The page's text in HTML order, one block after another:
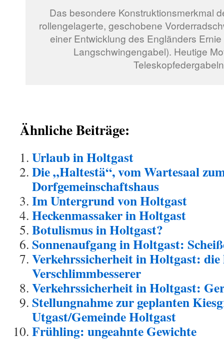
Das besondere Konstruktionsmerkmal
rollengelagerte, geschobene
einer Entwicklung des Engländers
Langschwingengabel). Heutige
Ähnliche Beiträge:
Urlaub in Holtgast
Die „Haltestä“, vom Wartesaal
Dorfgemeinschaftshaus
Im Untergrund von Holtgast
Heckenmassaker in Holtgast
Botulismus in Holtgast?
Sonnenaufgang in Holtgast:
Verkehrssicherheit in Holtgast:
Verschlimmbesserer
Verkehrssicherheit in Holtgast:
Stellungnahme zur geplanten
Utgast/Gemeinde Holtgast
Frühling: ungeahnte Gewichte